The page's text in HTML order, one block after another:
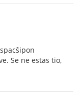
Se ne estas tio,